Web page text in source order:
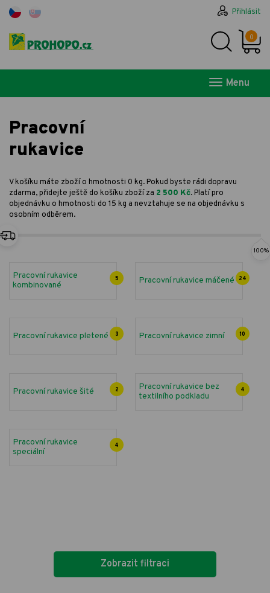
Přihlásit
0
Menu
Pracovní
rukavice
V košíku máte zboží o hmotnosti 0 kg. Pokud byste rádi dopravu
zdarma, přidejte ještě do košíku zboží za 2 500 Kč. Platí pro
objednávku o hmotnosti do 15 kg a nevztahuje se na objednávku s
osobním odběrem.
100%
Pracovní rukavice
kombinované
5 Pracovní rukavice máčené 24
Pracovní rukavice pletené 3 Pracovní rukavice zimní 10
Pracovní rukavice šité 2
Pracovní rukavice bez
textilního podkladu
4
Pracovní rukavice
speciální
4
Zobrazit filtraci